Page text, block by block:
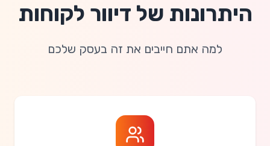
היתרונות של דיוור לקוחות
למה אתם חייבים את זה בעסק שלכם